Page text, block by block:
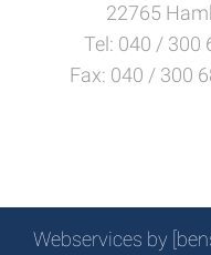
22765
Tel: 040 / 300
Fax: 040 / 300
Webservices by